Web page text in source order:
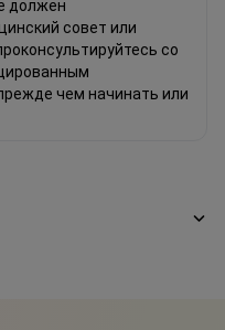
должен
совет или
со
чем начинать или